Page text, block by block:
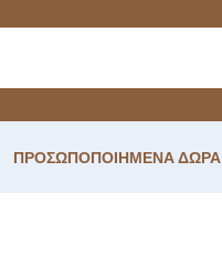
ΠΡΟΣΩΠΟΠΟΙΗΜΕΝΑ ΔΩΡΑ